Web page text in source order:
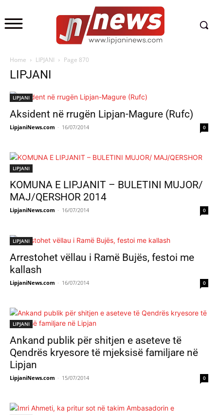
Home LIPJANI Page 870
LIPJANI
LIPJANI
Aksident në rrugën Lipjan-Magure (Rufc)
LipjaniNews.com - 16/07/2014 0
LIPJANI
KOMUNA E LIPJANIT – BULETINI MUJOR/
MAJ/QERSHOR 2014
LipjaniNews.com - 16/07/2014 0
LIPJANI
Arrestohet vëllau i Ramë Bujës, festoi me
kallash
LipjaniNews.com - 16/07/2014 0
LIPJANI
Ankand publik për shitjen e aseteve të
Qendrës kryesore të mjeksisë familjare në
Lipjan
LipjaniNews.com - 15/07/2014 0